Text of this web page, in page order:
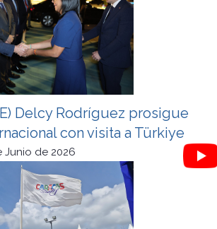
Delcy Rodríguez prosigue
con visita a Türkiye
Junio de 2026